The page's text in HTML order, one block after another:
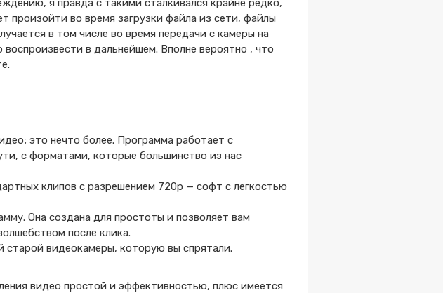
я правда с такими сталкивался крайне редко,
произойти во время загрузки файла из сети, файлы
в том числе во время передачи с камеры на
в дальнейшем. Вполне вероятно , что
это нечто более. Программа работает с
с форматами, которые большинство из нас
клипов с разрешением 720p — софт с легкостью
Она создана для простоты и позволяет вам
после клика.
видеокамеры, которую вы спрятали.
видео простой и эффективностью, плюс имеется